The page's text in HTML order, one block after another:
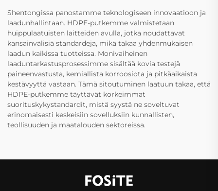
Shentongissa panostamme teknologiseen innovaatioon ja
laadunhallintaan. HDPE-putkemme valmistetaan
huippulaatuisten laitteiden avulla, jotka noudattavat
kansainvälisiä standardeja, mikä takaa yhdenmukaisen
laadun kaikissa tuotteissa. Monivaiheinen
laaduntarkastusprosessimme sisältää kovia testejä
paineenvastusta, kemiallista korroosiota ja pitkäaikaista
kestävyyttä vastaan. Tämä sitoutuminen laatuun takaa, että
HDPE-putkemme täyttävät korkeimmat
suorituskykystandardit, mistä syystä ne soveltuvat
erinomaisesti keskeisiin sovelluksiin kunnallisten,
teollisuuden ja maatalouden sektoreissa.